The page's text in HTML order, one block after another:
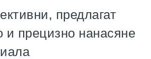
предлагат
и прецизно нанасяне